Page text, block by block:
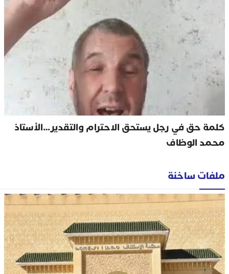
كلمة حق في رجل يستحق الاحترام والتقدير…الأستاذ
محمد الوظاف
ملفات ساخنة